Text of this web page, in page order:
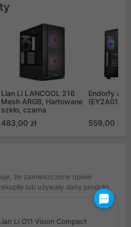
Lian Li LANCOOL 216
Mesh ARGB, Hartowane
szkło, czarna
483,00 zł
Endorfy
(EY2A013)
559,00 zł
że zamieszczone opinie
lub używały dany produkt.
Li O11 Vision Compact